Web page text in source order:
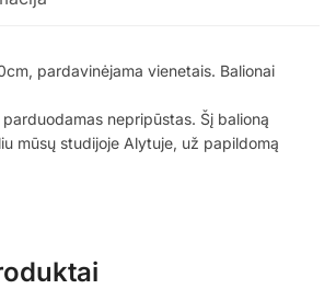
pardavinėjama vienetais. Balionai
parduodamas nepripūstas. Šį balioną
mūsų studijoje Alytuje, už papildomą